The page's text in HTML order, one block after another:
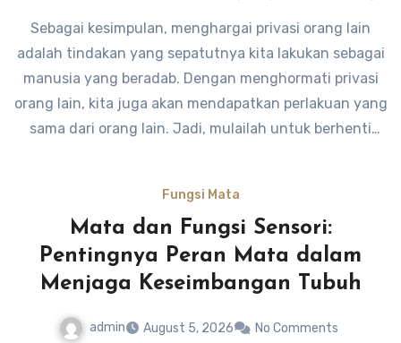
bisa merasakan bagaimana rasanya jika privasi kita
diinvasi oleh orang lain.
Sebagai kesimpulan, menghargai privasi orang lain
adalah tindakan yang sepatutnya kita lakukan sebagai
manusia yang beradab. Dengan menghormati privasi
orang lain, kita juga akan mendapatkan perlakuan yang
sama dari orang lain. Jadi, mulailah untuk berhenti
Fungsi Mata
Mata dan Fungsi Sensori:
Pentingnya Peran Mata dalam
Menjaga Keseimbangan Tubuh
admin August 5, 2026 No Comments